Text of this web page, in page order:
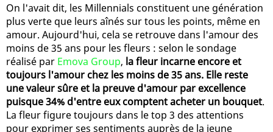
On l'avait dit, les Millennials constituent une génération
plus verte que leurs aînés sur tous les points, même en
amour. Aujourd'hui, cela se retrouve dans l'amour des
moins de 35 ans pour les fleurs : selon le sondage
réalisé par Emova Group, la fleur incarne encore et
toujours l'amour chez les moins de 35 ans. Elle reste
une valeur sûre et la preuve d'amour par excellence
puisque 34% d'entre eux comptent acheter un bouquet.
La fleur figure toujours dans le top 3 des attentions
pour exprimer ses sentiments auprès de la jeune